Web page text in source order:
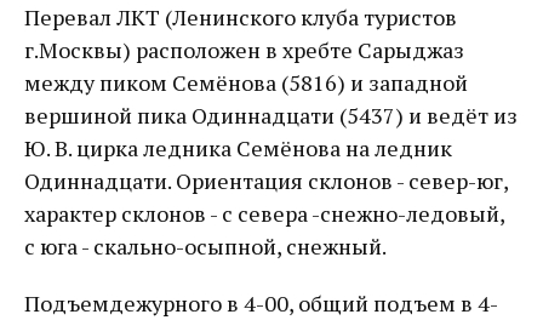
Перевал ЛКТ (Ленинского клуба туристов
г.Москвы) расположен в хребте Сарыджаз
между пиком Семёнова (5816) и западной
вершиной пика Одиннадцати (5437) и ведёт из
Ю. В. цирка ледника Семёнова на ледник
Одиннадцати. Ориентация склонов - се­вер-юг,
характер склонов - с севера -снежно-ледовый,
с юга - скально-осыпной, снежный.
Подъемдежурного в 4-00, общий подъем в 4-